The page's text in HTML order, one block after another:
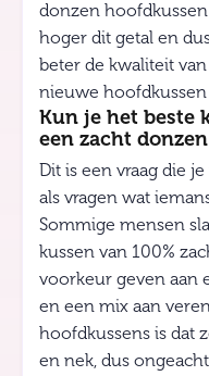
donzen
hoger dit getal en
beter de kwaliteit
nieuwe hoofdkussen
Kun je het beste
een zacht
Dit is een vraag die
als vragen wat
Sommige mensen
kussen van 100%
voorkeur geven aan
en een mix aan
hoofdkussens is dat
en nek, dus